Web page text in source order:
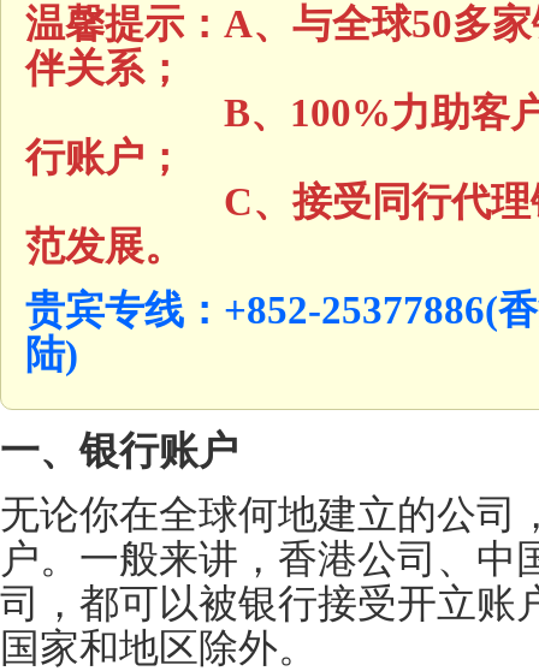
温馨提示：A、与全球50多
伴关系；
B、100%力助客户，
行账户；
C、接受同行代理银
范发展。
贵宾专线：+852-
陆)
一、银行账户
无论你在全球何地建立的公司
户。一般来讲，香港公司、中
司，都可以被银行接受开立账
国家和地区除外。